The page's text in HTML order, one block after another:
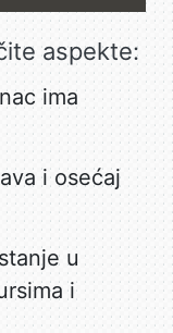
aspekte:
ima
i osećaj
u
i